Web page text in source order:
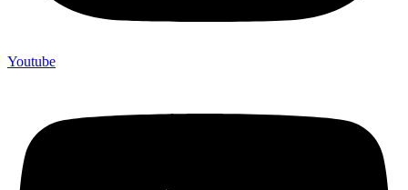
Youtube